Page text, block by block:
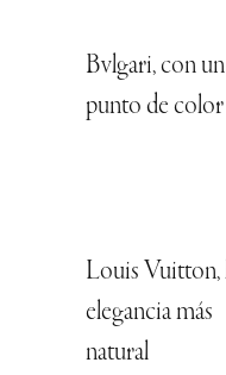
Bvlgari, con un
punto de color
Louis Vuitton,
elegancia más
natural